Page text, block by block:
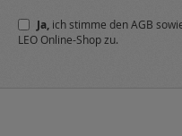
Newsletter
a:
Ja, ich stimme denAGB
LEO Online-Shop zu.